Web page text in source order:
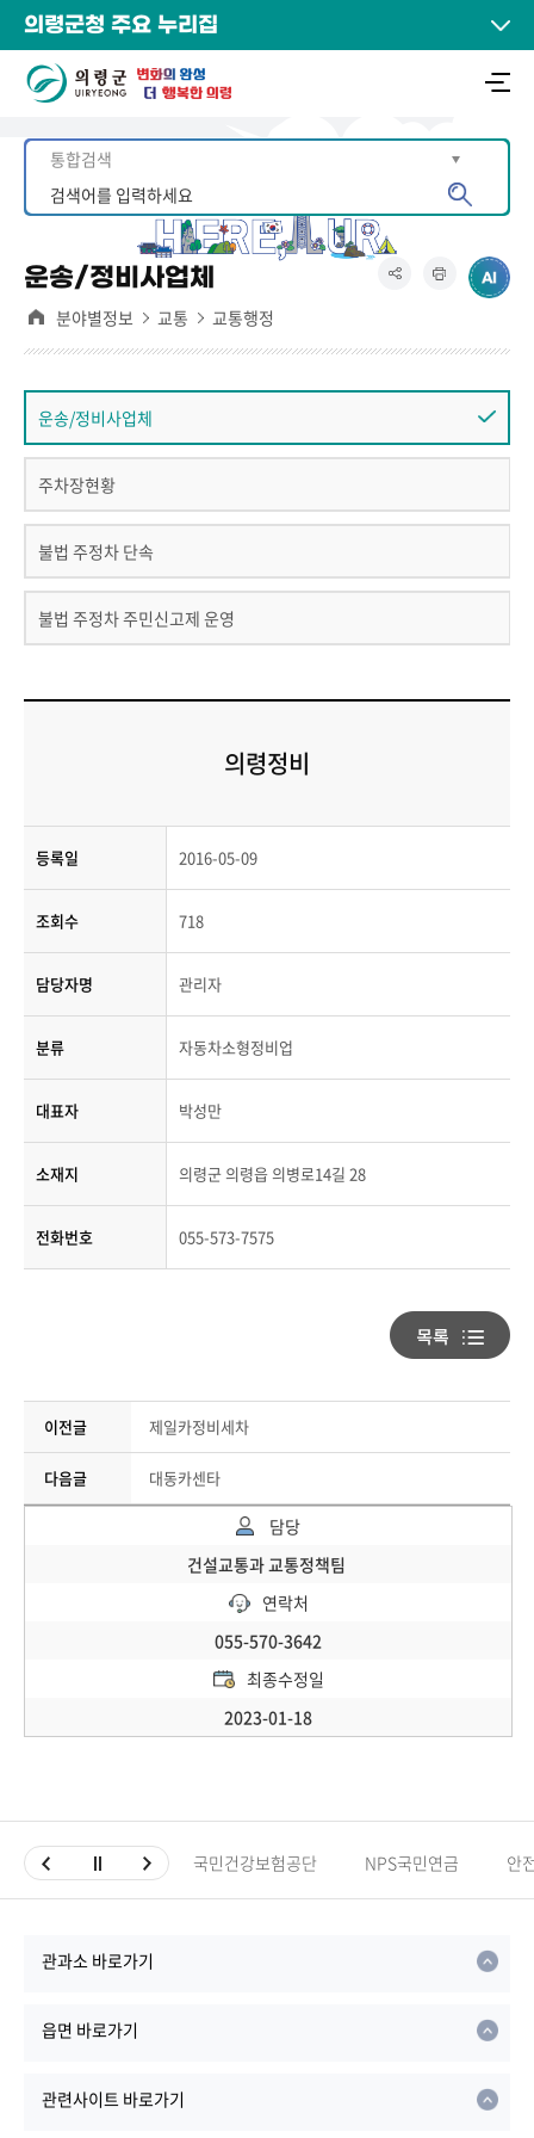
의령군청 주요 누리집
운송/정비사업체
분야별정보 교통 교통행정
운송/정비사업체
주차장현황
불법 주정차 단속
불법 주정차 주민신고제 운영
의령정비
등록일 2016-05-09
조회수 718
담당자명 관리자
분류 자동차소형정비업
대표자 박성만
소재지 의령군 의령읍 의병로14길 28
전화번호 055-573-7575
이전글 제일카정비세차
다음글 대동카센타
담당
건설교통과 교통정책팀
연락처
055-570-3642
최종수정일
2023-01-18
국민건강보험공단 NPS국민연금 안
관과소 바로가기
읍면 바로가기
관련사이트 바로가기